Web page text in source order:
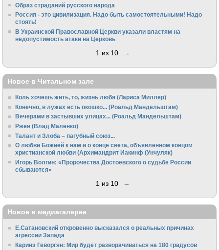
Образ страданий русского народа
Россия - это цивилизация. Надо быть самостоятельными! Надо
стоять!
В Украинской Православной Церкви указали властям на
недопустимость атаки на Церковь
1 из 10 →
Новое в Читальном зале
Коль хочешь жить, то, жизнь любя (Лариса Миллер)
Конечно, в лужах есть окошко... (Роальд Мандельштам)
Вечерами в застывших улицах... (Роальд Мандельштам)
Ржев (Влад Маленко)
Талант и Злоба – пагубный союз...
О любви Божией к нам и о конце света, объявленном концом
христианской любви (Архимандрит Иакинф (Унчуляк)
Игорь Волгин: «Пророчества Достоевского о судьбе России
сбываются»
1 из 10 →
Новое в медиагалерее
Е.Сатановский откровенно высказался о реальных причинах
агрессии Запада
Каринэ Геворгян: Мир будет разворачиваться на 180 градусов